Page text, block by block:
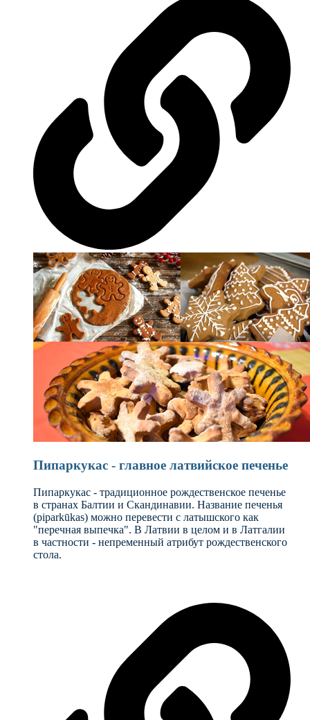
Пипаркукас - главное латвийское печенье
Пипаркукас - традиционное рождественское печенье
в странах Балтии и Скандинавии. Название печенья
(piparkūkas) можно перевести с латышского как
"перечная выпечка". В Латвии в целом и в Латгалии
в частности - непременный атрибут рождественского
стола.